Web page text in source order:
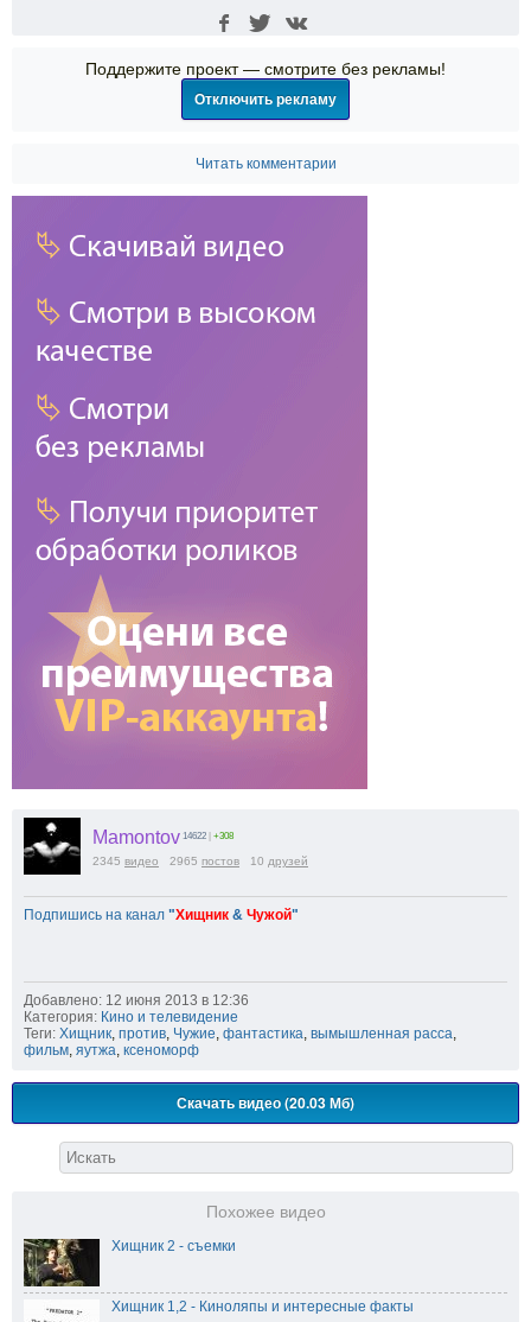
Поддержите проект — смотрите без рекламы!
Отключить рекламу
Читать комментарии
Mamontov 14622 +308
2345 видео 2965 постов 10 друзей
Подпишись на канал "Хищник & Чужой"
Добавлено: 12 июня 2013 в 12:36
Категория: Кино и телевидение
Теги: Хищник, против, Чужие, фантастика, вымышленная расса,
фильм, яутжа, ксеноморф
Скачать видео (20.03 Мб)
Похожее видео
Хищник 2 - съемки
Хищник 1,2 - Киноляпы и интересные факты